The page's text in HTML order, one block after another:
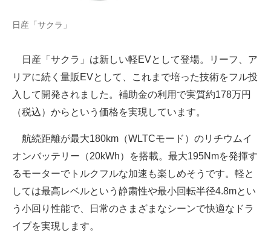
日産「サクラ」
日産「サクラ」は新しい軽EVとして登場。リーフ、ア
リアに続く量販EVとして、これまで培った技術をフル投
入して開発されました。補助金の利用で実質約178万円
（税込）からという価格を実現しています。
航続距離が最大180km（WLTCモード）のリチウムイ
オンバッテリー（20kWh）を搭載。最大195Nmを発揮す
るモーターでトルクフルな加速も楽しめそうです。軽と
しては最高レベルという静粛性や最小回転半径4.8mとい
う小回り性能で、日常のさまざまなシーンで快適なドラ
イブを実現します。